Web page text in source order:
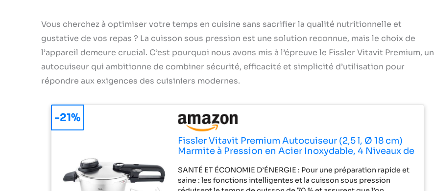
Vous cherchez à optimiser votre temps en cuisine sans sacrifier la qualité nutritionnelle et
gustative de vos repas ? La cuisson sous pression est une solution reconnue, mais le choix de
l’appareil demeure crucial. C’est pourquoi nous avons mis à l’épreuve le Fissler Vitavit Premium, un
autocuiseur qui ambitionne de combiner sécurité, efficacité et simplicité d’utilisation pour
répondre aux exigences des cuisiniers modernes.
Fissler Vitavit Premium Autocuiseur (2,5 l, Ø 18 cm)
Marmite à Pression en Acier Inoxydable, 4 Niveaux de
SANTÉ ET ÉCONOMIE D’ÉNERGIE : Pour une préparation rapide et
saine : les fonctions intelligentes et la cuisson sous pression
-21%